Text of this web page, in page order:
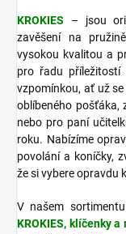
KROKIES
– jsou
zavěšení na
vysokou kvalitou a
pro řadu příležitostí
vzpomínkou, ať už
oblíbeného pošťáka,
nebo pro paní
roku. Nabízíme
povolání a koníčky,
že si vybere opravdu
V našem
KROKIES, klíčenky